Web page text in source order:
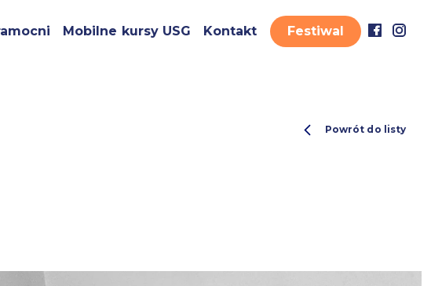
Mobilne kursy USG Kontakt Festiwal
Powrót do listy